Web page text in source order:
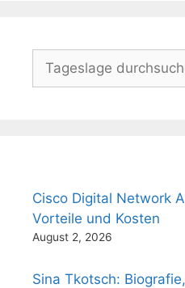
Cisco Digital Network
Vorteile und Kosten
August 2, 2026
Sina Tkotsch: